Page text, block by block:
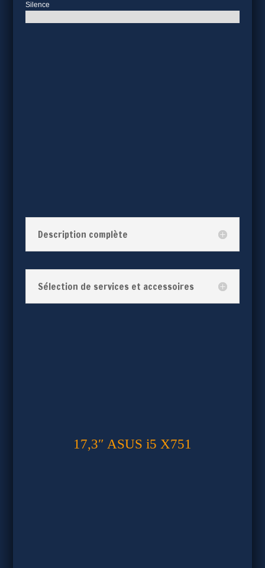
Silence
Description complète
Sélection de services et accessoires
17,3″ ASUS i5 X751